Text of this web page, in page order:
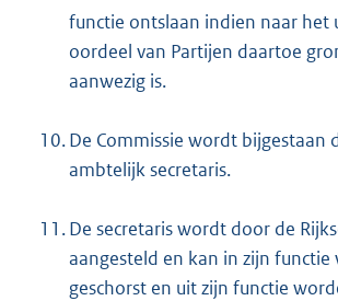
functie ontslaan indien naar het
oordeel van Partijen daartoe
aanwezig is.
10.De Commissie wordt bijgestaan
ambtelijk secretaris.
11.De secretaris wordt door de
aangesteld en kan in zijn functie
geschorst en uit zijn functie